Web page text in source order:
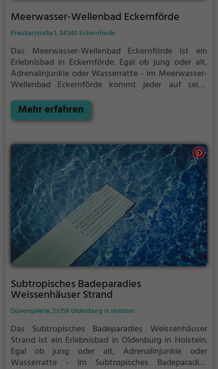
Meerwasser-Wellenbad Eckernförde
Preußerstraße 1, 24340 Eckernförde
Das Meerwasser-Wellenbad Eckernförde ist ein
Erlebnisbad in Eckernförde. Egal ob jung oder alt,
Adrenalinjunkie oder Wasserratte - im Meerwasser-
Wellenbad Eckernförde kommt jeder auf seine
Kindergeburtstag oder einfach mit Freunden ist das
Meerwasser-Wellenbad Eckernförde genau die
Mehr erfahren
Subtropisches Badeparadies
Weissenhäuser Strand
Dünengalerie, 23758 Oldenburg in Holstein
Das Subtropisches Badeparadies Weissenhäuser
Strand ist ein Erlebnisbad in Oldenburg in Holstein.
Egal ob jung oder alt, Adrenalinjunkie oder
Wasserratte - im Subtropisches Badeparadies